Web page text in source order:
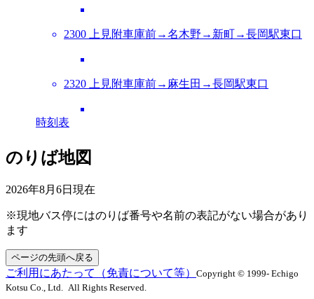
2300 上見附車庫前→名木野→新町→長岡駅東口
2320 上見附車庫前→麻生田→長岡駅東口
時刻表
のりば地図
2026年8月6日 現在
※現地バス停にはのりば番号や名前の表記がない場合があり
ます
ページの先頭へ戻る
ご利用にあたって（免責について等） Copyright © 1999- Echigo
Kotsu Co., Ltd. All Rights Reserved.